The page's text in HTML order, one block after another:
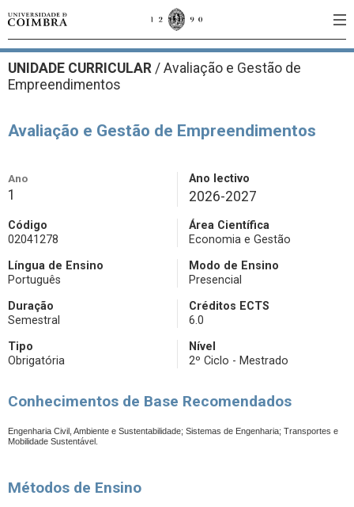
UNIDADE CURRICULAR / Avaliação e Gestão de
Empreendimentos
Avaliação e Gestão de Empreendimentos
Ano
1
Ano lectivo
2026-2027
Código
02041278
Área Científica
Economia e Gestão
Língua de Ensino
Português
Modo de Ensino
Presencial
Duração
Semestral
Créditos ECTS
6.0
Tipo
Obrigatória
Nível
2º Ciclo - Mestrado
Conhecimentos de Base Recomendados
Engenharia Civil, Ambiente e Sustentabilidade; Sistemas de Engenharia; Transportes e
Mobilidade Sustentável.
Métodos de Ensino